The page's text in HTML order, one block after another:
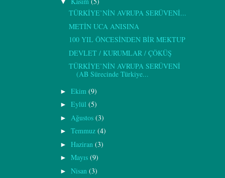
▼
TÜRKİYE’NİN AVRUPA SERÜVENİ...
METİN UCA ANISINA
100 YIL ÖNCESİNDEN BİR MEKTUP
DEVLET / KURUMLAR / ÇÖKÜŞ
TÜRKİYE’NİN AVRUPA SERÜVENİ
(AB Sürecinde Türkiye...
► Ekim (9)
► Eylül (5)
► Ağustos (3)
► Temmuz (4)
► Haziran (3)
► Mayıs (9)
► Nisan (3)